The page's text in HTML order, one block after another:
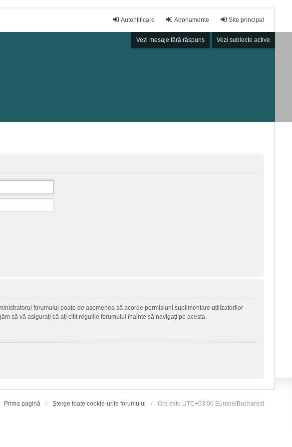
Site principal
Abonamente
Autentificare
Vezi mesaje fără răspuns Vezi subiecte active
forumului poate de asemenea să acorde permisiuni suplimentare utilizatorilor
să vă asiguraţi că aţi citit regulile forumului înainte să navigaţi pe acesta.
Prima pagină Şterge toate cookie-urile forumului Ora este UTC+03:00 Europe/Bucharest